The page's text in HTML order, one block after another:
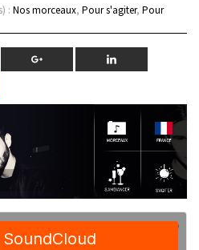
: Nos morceaux, Pour s'agiter, Pour